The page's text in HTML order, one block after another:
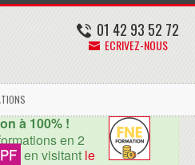
01 42 93 52 72
ECRIVEZ-NOUS
à 100% !
en 2
en visitant le